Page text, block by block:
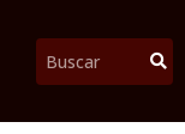
Pesquisar